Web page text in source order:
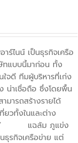
ไนน์ เป็นธุรกิจเครือ
ทแบบนี้มาก่อน ทั้ง
จดี ทีมผู้บริหารที่เก่ง
น่าเชื่อถือ ซึ่งโดยพื้น
มารถสร้างรายได้
วทั้งในและต่าง
โลก” แฉล้ม ภูแข่ง
ธุรกิจเครือข่าย แต่